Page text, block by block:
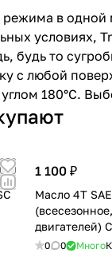
режима в
условиях,
будь то
с любой
180°C.
1 100 ₽
Масло 4T
двигателей)
637828
0 0 Много